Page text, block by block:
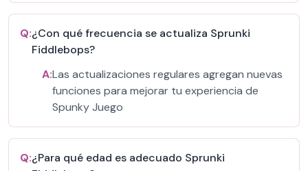
Q:¿Con qué frecuencia se actualiza Sprunki
Fiddlebops?
A:Las actualizaciones regulares agregan nuevas
funciones para mejorar tu experiencia de
Spunky Juego
Q:¿Para qué edad es adecuado Sprunki